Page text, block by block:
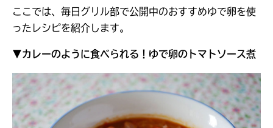
ここでは、毎日グリル部で公開中のおすすめゆで卵を使
ったレシピを紹介します。
▼カレーのように食べられる！ゆで卵のトマトソース煮